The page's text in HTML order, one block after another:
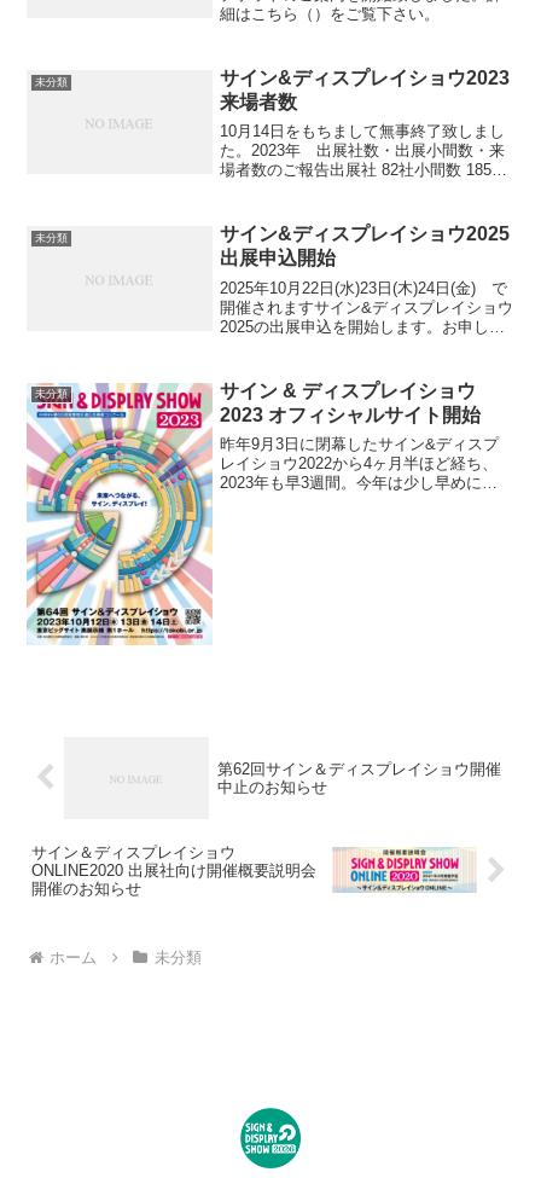
細はこちら（）をご覧下さい。
未分類
サイン&ディスプレイショウ2023
来場者数
10月14日をもちまして無事終了致しまし
た。2023年 出展社数・出展小間数・来
場者数のご報告出展社 82社小間数 185小
計...
未分類
サイン&ディスプレイショウ2025
出展申込開始
2025年10月22日(水)23日(木)24日(金) で
開催されますサイン&ディスプレイショウ
2025の出展申込を開始します。お申し込
月31日(月)までのお申し込...
未分類
サイン & ディスプレイショウ
2023 オフィシャルサイト開始
昨年9月3日に閉幕したサイン&ディスプ
レイショウ2022から4ヶ月半ほど経ち、
2023年も早3週間。今年は少し早めに
第62回サイン＆ディスプレイショウ開催
中止のお知らせ
サイン＆ディスプレイショウ
ONLINE2020 出展社向け開催概要説明会
開催のお知らせ
ホーム 未分類